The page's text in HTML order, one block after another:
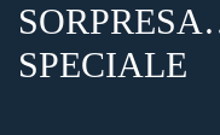
SPECIALE